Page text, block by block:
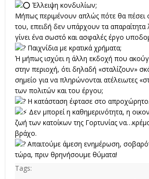
Έλλειψη κονδυλίων;
Μήπως περιμένουν απλώς πότε θα πέσει
του, επειδή δεν υπάρχουν τα απαραίτητα
γίνει ένα σωστό και ασφαλές έργο
Παιχνίδια με κρατικά χρήματα;
Ή μήπως ισχύει η άλλη εκδοχή που
στην περιοχή, ότι δηλαδή «σταλίζουν»
σημείο για να πληρώνονται ατέλειωτες
των πολιτών και του έργου;
Η κατάσταση έφτασε στο απροχώρητο.
Δεν μπορεί η καθημερινότητα, η
ζωή των κατοίκων της Γορτυνίας
βράχο.
Απαιτούμε άμεση ενημέρωση,
τώρα, πριν θρηνήσουμε θύματα!
Tags: